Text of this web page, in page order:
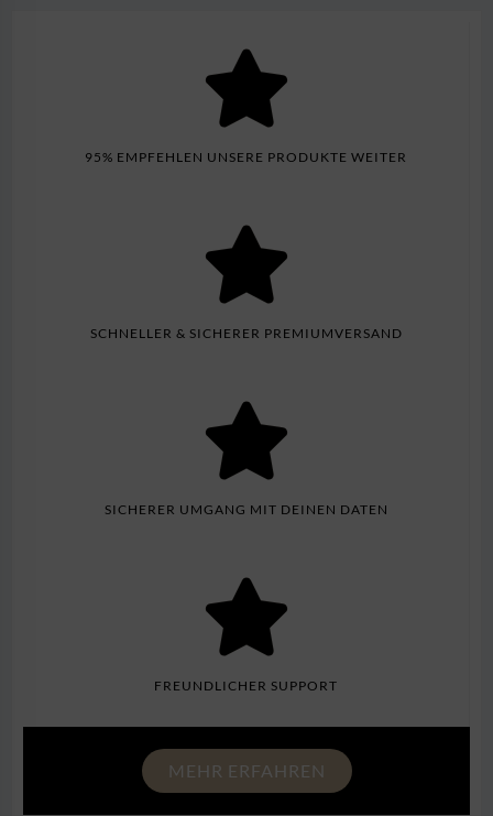
95% EMPFEHLEN UNSERE PRODUKTE WEITER
SCHNELLER & SICHERER PREMIUMVERSAND
SICHERER UMGANG MIT DEINEN DATEN
FREUNDLICHER SUPPORT
MEHR ERFAHREN